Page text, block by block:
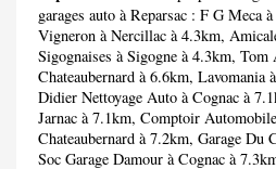
garages auto à Reparsac : F G Mecaà
Vigneron à Nercillac à 4.3km,
Sigognaises à Sigogne à 4.3km, Tom
Chateaubernard à 6.6km, Lavomania
Didier Nettoyage Auto à Cognac à
Jarnac à 7.1km, Comptoir
Chateaubernard à 7.2km, Garage Du
Soc Garage Damour à Cognac à